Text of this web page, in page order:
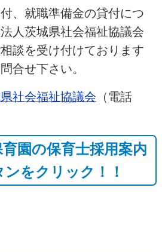
、就職準備金の貸付につ
人茨城県社会福祉協議会
談を受け付けております
合せ下さい。
社会福祉協議会 （電話
園の保育士採用案内
をクリック！！